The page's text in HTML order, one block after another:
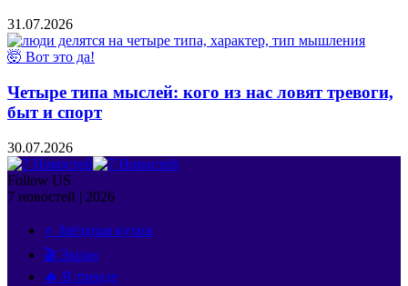
31.07.2026
🤯 Вот это да!
Четыре типа мыслей: кого из нас ловят тревоги,
быт и спорт
30.07.2026
Follow US
7 новостей | 2026
⭐ Звёздная кухня
🎬 Экран
🔥 В тренде